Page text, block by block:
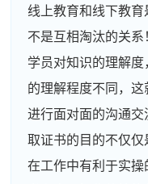
线上教育和线下教
不是互相淘汰的关系
学员对知识的理解
的理解程度不同，
进行面对面的沟通
取证书的目的不仅仅
在工作中有利于实